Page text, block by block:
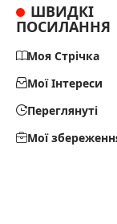
ШВИДКІ
ПОСИЛАННЯ
Моя Стрічка
Мої Інтереси
Переглянуті
Мої